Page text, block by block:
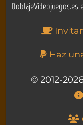
Haz
© 2012-2026